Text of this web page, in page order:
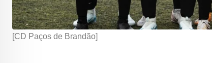
[CD Paços de Brandão]